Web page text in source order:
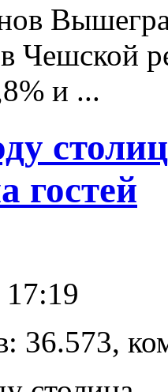
Чешской
и ...
гостей
36.573,